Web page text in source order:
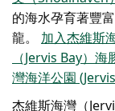
的海水孕育著豐
龍。 加入杰維斯
（Jervis Bay）
灣海洋公園
杰維斯海灣（